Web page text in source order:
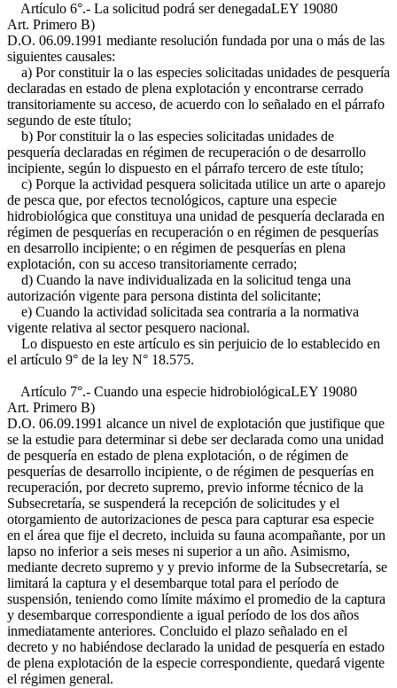
Artículo 6°.- La solicitud podrá ser denegadaLEY 19080
Art. Primero B)
D.O. 06.09.1991 mediante resolución fundada por una o más de las
siguientes causales:
a) Por constituir la o las especies solicitadas unidades de pesquería
declaradas en estado de plena explotación y encontrarse cerrado
transitoriamente su acceso, de acuerdo con lo señalado en el párrafo
segundo de este título;
b) Por constituir la o las especies solicitadas unidades de
pesquería declaradas en régimen de recuperación o de desarrollo
incipiente, según lo dispuesto en el párrafo tercero de este título;
c) Porque la actividad pesquera solicitada utilice un arte o aparejo
de pesca que, por efectos tecnológicos, capture una especie
hidrobiológica que constituya una unidad de pesquería declarada en
régimen de pesquerías en recuperación o en régimen de pesquerías
en desarrollo incipiente; o en régimen de pesquerías en plena
explotación, con su acceso transitoriamente cerrado;
d) Cuando la nave individualizada en la solicitud tenga una
autorización vigente para persona distinta del solicitante;
e) Cuando la actividad solicitada sea contraria a la normativa
vigente relativa al sector pesquero nacional.
Lo dispuesto en este artículo es sin perjuicio de lo establecido en
el artículo 9° de la ley N° 18.575.
Artículo 7°.- Cuando una especie hidrobiológicaLEY 19080
Art. Primero B)
D.O. 06.09.1991 alcance un nivel de explotación que justifique que
se la estudie para determinar si debe ser declarada como una unidad
de pesquería en estado de plena explotación, o de régimen de
pesquerías de desarrollo incipiente, o de régimen de pesquerías en
recuperación, por decreto supremo, previo informe técnico de la
Subsecretaría, se suspenderá la recepción de solicitudes y el
otorgamiento de autorizaciones de pesca para capturar esa especie
en el área que fije el decreto, incluida su fauna acompañante, por un
lapso no inferior a seis meses ni superior a un año. Asimismo,
mediante decreto supremo y y previo informe de la Subsecretaría, se
limitará la captura y el desembarque total para el período de
suspensión, teniendo como límite máximo el promedio de la captura
y desembarque correspondiente a igual período de los dos años
inmediatamente anteriores. Concluido el plazo señalado en el
decreto y no habiéndose declarado la unidad de pesquería en estado
de plena explotación de la especie correspondiente, quedará vigente
el régimen general.